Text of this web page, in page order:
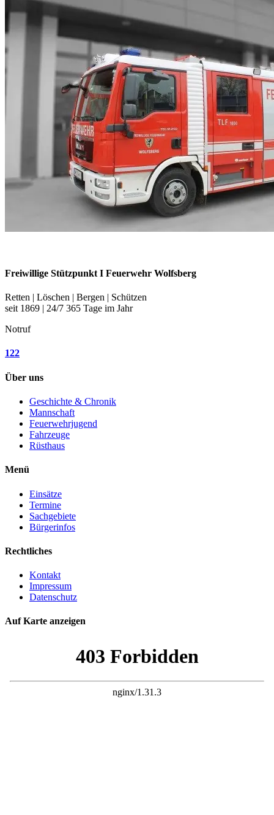
Freiwillige Stützpunkt I Feuerwehr Wolfsberg
Retten | Löschen | Bergen | Schützen
seit 1869 | 24/7 365 Tage im Jahr
Notruf
122
Über uns
Geschichte & Chronik
Mannschaft
Feuerwehrjugend
Fahrzeuge
Rüsthaus
Menü
Einsätze
Termine
Sachgebiete
Bürgerinfos
Rechtliches
Kontakt
Impressum
Datenschutz
Auf Karte anzeigen